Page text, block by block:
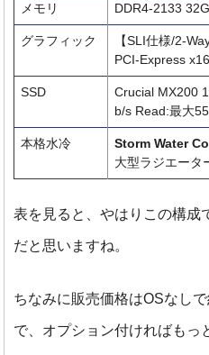
メモリ DDR4-2133
グラフィック
【SLI仕様/2-
PCI-Express
SSD Crucial MX200
b/s Read:最大
本格水冷 Storm Water
大型ラジエータ
表を見ると、やはりこの構成
だと思いますね。
ちなみに販売価格はOSなしで
で、オプション付ければもっ